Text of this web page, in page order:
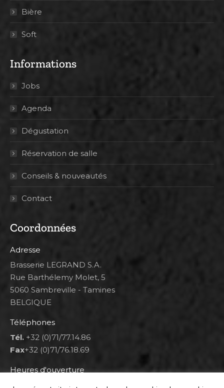
Bière
Soft
Informations
Jobs
Agenda
Dégustation
Réservation de salle
Conseils & nouveautés
Contact
Coordonnées
Adresse
Brasserie LEGRAND S.A.
Rue Barthélemy Molet, 5
5060 Sambreville - Tamines
BELGIQUE
Téléphones
Tél. +32 (0)71/77.14.86
Fax+32 (0)71/76.18.69
Heures d'ouverture
Lun 8h00-12h00 et 12h30-14h30